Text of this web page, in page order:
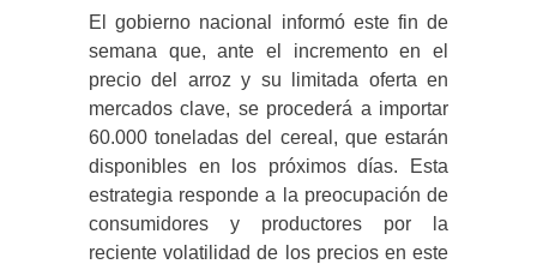
El gobierno nacional informó este fin de
semana que, ante el incremento en el
precio del arroz y su limitada oferta en
mercados clave, se procederá a importar
60.000 toneladas del cereal, que estarán
disponibles en los próximos días. Esta
estrategia responde a la preocupación de
consumidores y productores por la
reciente volatilidad de los precios en este